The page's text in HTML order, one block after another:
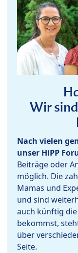
Wir
Nach vielen
unser HiPP
Beiträge oder
möglich. Die
Mamas und
und sind
auch künftig
bekommst,
über
Seite.